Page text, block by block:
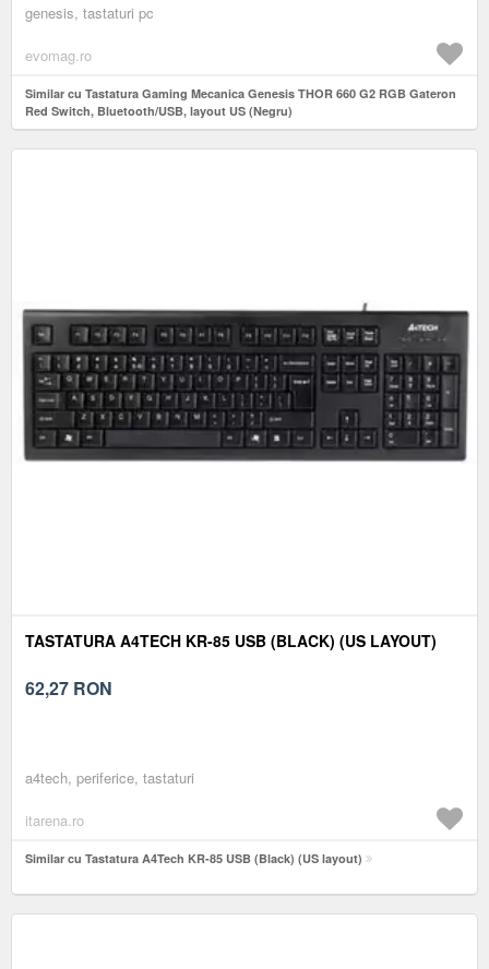
genesis, tastaturi pc
evomag.ro
Similar cu Tastatura Gaming Mecanica Genesis THOR 660 G2 RGB Gateron
Red Switch, Bluetooth/USB, layout US (Negru)
TASTATURA A4TECH KR-85 USB (BLACK) (US LAYOUT)
62,27 RON
a4tech, periferice, tastaturi
itarena.ro
Similar cu Tastatura A4Tech KR-85 USB (Black) (US layout)